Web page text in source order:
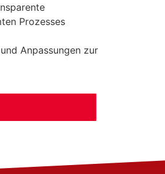
Prozesses
Anpassungen zur